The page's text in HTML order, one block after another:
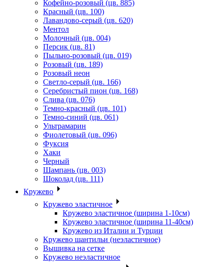
Кофейно-розовый (цв. 885)
Красный (цв. 100)
Лавандово-серый (цв. 620)
Ментол
Молочный (цв. 004)
Персик (цв. 81)
Пыльно-розовый (цв. 019)
Розовый (цв. 189)
Розовый неон
Светло-серый (цв. 166)
Серебристый пион (цв. 168)
Слива (цв. 076)
Темно-красный (цв. 101)
Темно-синий (цв. 061)
Ультрамарин
Фиолетовый (цв. 096)
Фуксия
Хаки
Черный
Шампань (цв. 003)
Шоколад (цв. 111)
Кружево
Кружево эластичное
Кружево эластичное (ширина 1-10см)
Кружево эластичное (ширина 11-40см)
Кружево из Италии и Турции
Кружево шантильи (неэластичное)
Вышивка на сетке
Кружево неэластичное